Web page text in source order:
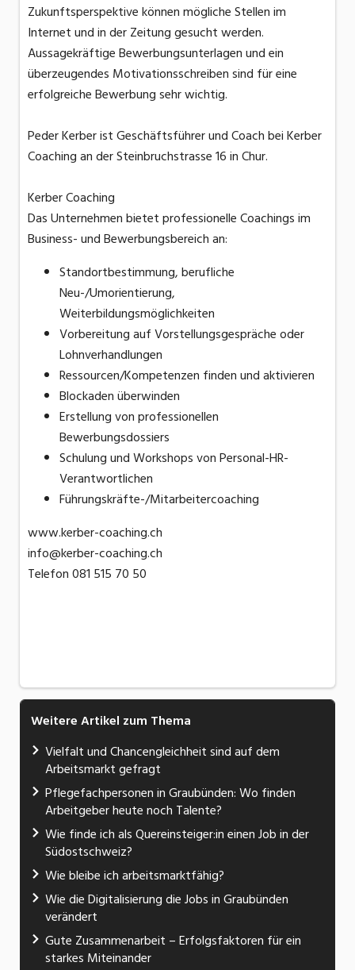
Zukunftsperspektive können mögliche Stellen im
Internet und in der Zeitung gesucht werden.
Aussagekräftige Bewerbungsunterlagen und ein
überzeugendes Motivationsschreiben sind für eine
erfolgreiche Bewerbung sehr wichtig.
Peder Kerber ist Geschäftsführer und Coach bei Kerber
Coaching an der Steinbruchstrasse 16 in Chur.
Kerber Coaching
Das Unternehmen bietet professionelle Coachings im
Business- und Bewerbungsbereich an:
Standortbestimmung, berufliche
Neu-/Umorientierung,
Weiterbildungsmöglichkeiten
Vorbereitung auf Vorstellungs­gespräche oder
Lohnverhandlungen
Ressourcen/Kompetenzen finden und aktivieren
Blockaden überwinden
Erstellung von professionellen
Bewerbungsdossiers
Schulung und Workshops von Personal-HR-
Verantwortlichen
Führungskräfte-/Mitarbeitercoaching
www.kerber-coaching.ch
info@kerber-coaching.ch
Telefon 081 515 70 50
Weitere Artikel zum Thema
Vielfalt und Chancengleichheit sind auf dem
Arbeitsmarkt gefragt
Pflegefachpersonen in Graubünden: Wo finden
Arbeitgeber heute noch Talente?
Wie finde ich als Quereinsteiger:in einen Job in der
Südostschweiz?
Wie bleibe ich arbeitsmarktfähig?
Wie die Digitalisierung die Jobs in Graubünden
verändert
Gute Zusammenarbeit – Erfolgsfaktoren für ein
starkes Miteinander